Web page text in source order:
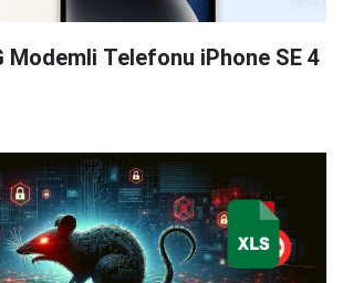
Modemli Telefonu iPhone SE 4